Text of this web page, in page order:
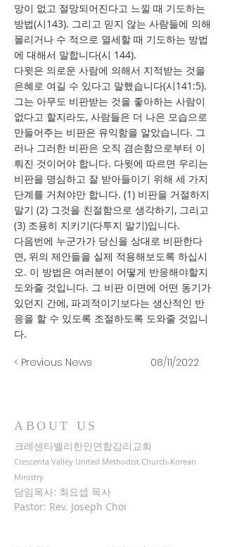
망이 없고 절망되어진다고 느낄 때 기도하는
방법(시143). 그리고 믿지 않는 사람들에 의해
몰리거나 수 적으로 열세할 때 기도하는 방법
에 대해서 말합니다(시 144).
다윗은 의로운 사람에 의해서 지적받는 것을
은혜로 여길 수 있다고 말했습니다(시141:5).
그는 아무도 비판받는 것을 좋아하는 사람이
없다고 할지라도, 사람들은 더 나은 모습으로
만들어주는 비판은 유익함을 알았습니다. 그
러나 그러한 비판은 오직 겸손함으로부터 이
뤄진 것이어야 합니다. 다윗에 따르면 우리는
비판을 명심하고 잘 받아들이기 위해 세 가지
단계를 거쳐야만 합니다. (1) 비판을 거절하지
말기 (2) 그것을 친절함으로 생각하기, 그리고
(3) 조용히 지키기(다투지 말기)입니다.
다음번에 누군가가 당신을 상대로 비판한다
면, 위의 제안들을 실제 적용해보도록 하십시
오. 이 방법은 여러분이 어떻게 반응해야할지
도와줄 것입니다. 그 비판 이면에 어떤 동기가
있던지 간에, 파괴적이기보다는 생산적인 반
응을 할 수 있도록 조절하도록 도와줄 것입니
다.
< Previous News 08/11/2022
ABOUT US
크레센타밸리한인연합감리교회
Crescenta Valley United Methodist Church-Korean
Ministry
담임목사: 최요셉 목사
Pastor: Rev. Joseph Choi